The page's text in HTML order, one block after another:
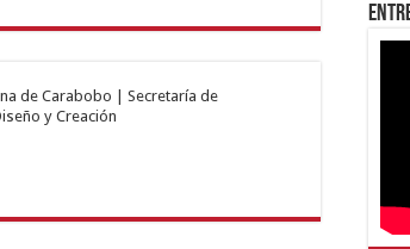
de Carabobo | Secretaría de
y Creación